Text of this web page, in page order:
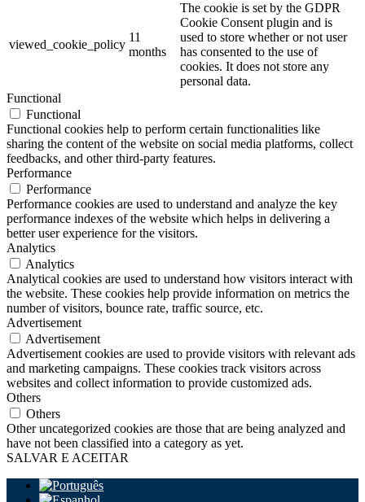
viewed_cookie_policy
11
months
The cookie is set by the GDPR
Cookie Consent plugin and is
used to store whether or not user
has consented to the use of
cookies. It does not store any
personal data.
Functional
Functional
Functional cookies help to perform certain functionalities like
sharing the content of the website on social media platforms, collect
feedbacks, and other third-party features.
Performance
Performance
Performance cookies are used to understand and analyze the key
performance indexes of the website which helps in delivering a
better user experience for the visitors.
Analytics
Analytics
Analytical cookies are used to understand how visitors interact with
the website. These cookies help provide information on metrics the
number of visitors, bounce rate, traffic source, etc.
Advertisement
Advertisement
Advertisement cookies are used to provide visitors with relevant ads
and marketing campaigns. These cookies track visitors across
websites and collect information to provide customized ads.
Others
Others
Other uncategorized cookies are those that are being analyzed and
have not been classified into a category as yet.
SALVAR E ACEITAR